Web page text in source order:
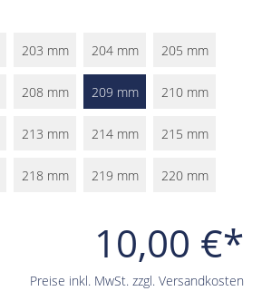
10,00 €*
Preise inkl. MwSt. zzgl. Versandkosten
203 mm 204 mm 205 mm
208 mm 209 mm 210 mm
213 mm 214 mm 215 mm
218 mm 219 mm 220 mm